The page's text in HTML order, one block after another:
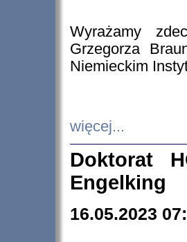
Wyrażamy
Grzegorza
Niemieckim
więcej...
Doktorat
Engelking
16.05.2023